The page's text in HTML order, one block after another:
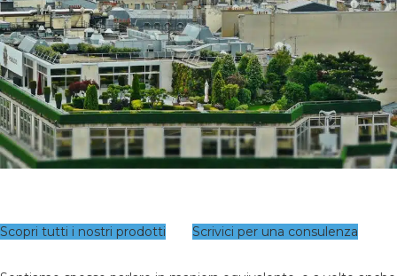
Scopri tutti i nostri prodotti Scrivici per una consulenza